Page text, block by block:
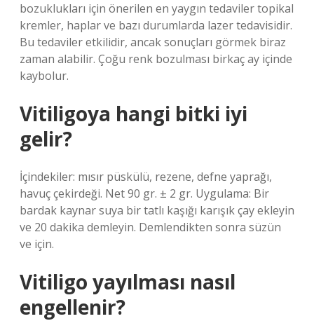
bozuklukları için önerilen en yaygın tedaviler topikal
kremler, haplar ve bazı durumlarda lazer tedavisidir.
Bu tedaviler etkilidir, ancak sonuçları görmek biraz
zaman alabilir. Çoğu renk bozulması birkaç ay içinde
kaybolur.
Vitiligoya hangi bitki iyi
gelir?
İçindekiler: mısır püskülü, rezene, defne yaprağı,
havuç çekirdeği. Net 90 gr. ± 2 gr. Uygulama: Bir
bardak kaynar suya bir tatlı kaşığı karışık çay ekleyin
ve 20 dakika demleyin. Demlendikten sonra süzün
ve için.
Vitiligo yayılması nasıl
engellenir?